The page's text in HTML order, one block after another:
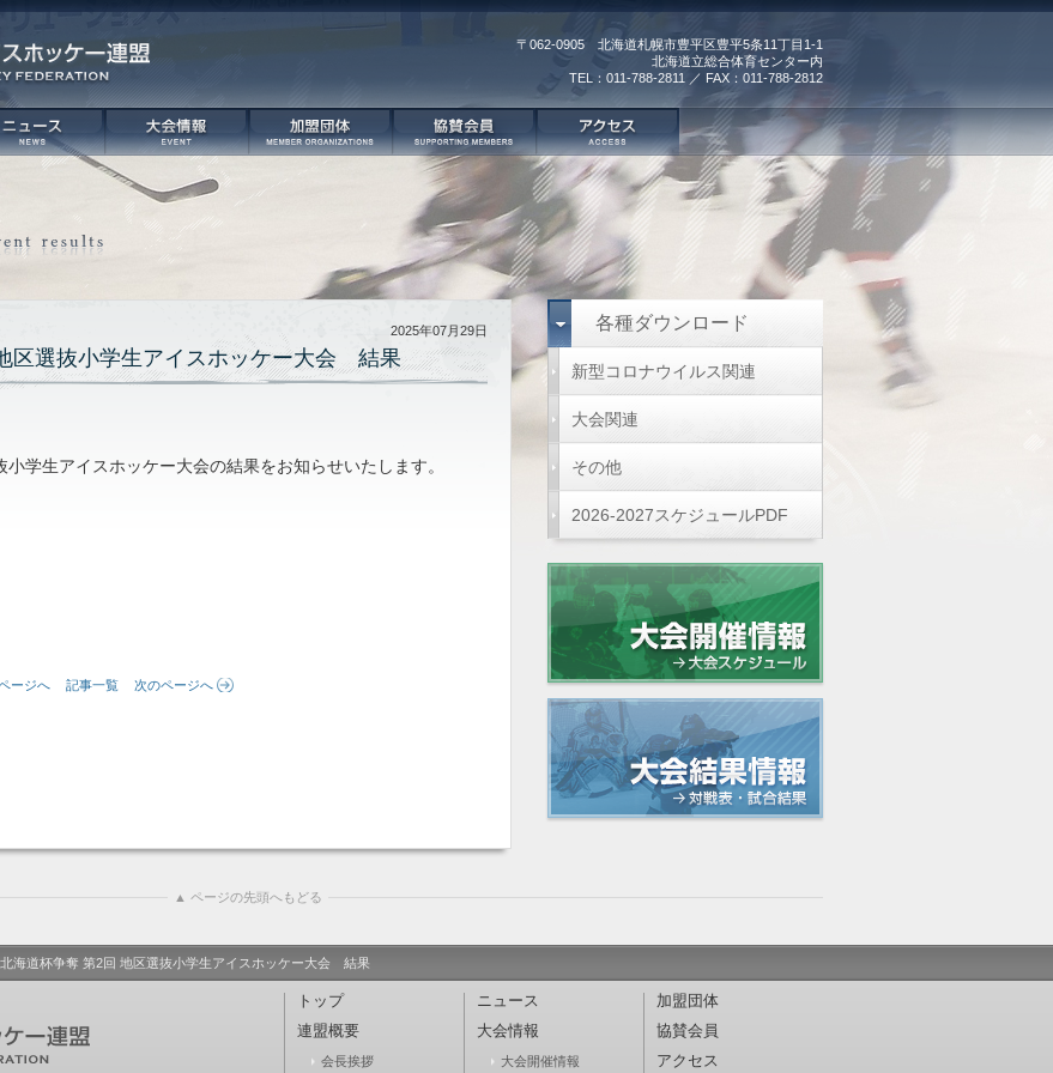
〒062-0905 北海道札幌市豊平区豊平5条11丁目1-1
北海道立総合体育センター内
TEL：011-788-2811 ／ FAX：011-788-2812
2025年07月29日
区選抜小学生アイスホッケー大会 結果
学生アイスホッケー大会の結果をお知らせいたします。
ージへ 記事一覧 次のページへ
各種ダウンロード
新型コロナウイルス関連
大会関連
その他
2026-2027スケジュールPDF
▲ ページの先頭へもどる
海道杯争奪 第2回 地区選抜小学生アイスホッケー大会 結果
トップ
連盟概要
会長挨拶
ニュース
大会情報
大会開催情報
加盟団体
協賛会員
アクセス